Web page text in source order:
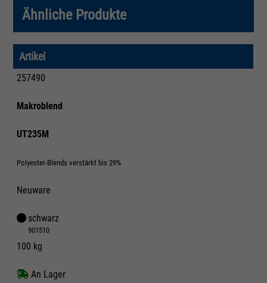
Ähnliche Produkte
Artikel
257490
Makroblend
UT235M
Polyester-Blends verstärkt bis 29%
Neuware
schwarz
901510
100 kg
An Lager